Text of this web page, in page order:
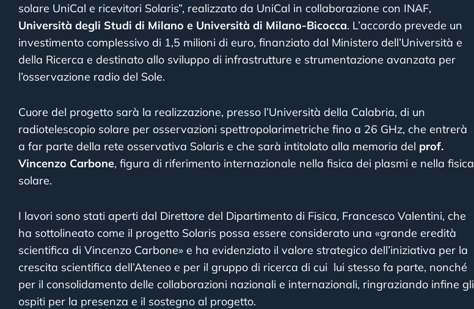
solare UniCal e ricevitori Solaris”, realizzato da UniCal in collaborazione con INAF,
Università degli Studi di Milano e Università di Milano-Bicocca. L’accordo prevede un
investimento complessivo di 1,5 milioni di euro, finanziato dal Ministero dell’Università e
della Ricerca e destinato allo sviluppo di infrastrutture e strumentazione avanzata per
l’osservazione radio del Sole.
Cuore del progetto sarà la realizzazione, presso l’Università della Calabria, di un
radiotelescopio solare per osservazioni spettropolarimetriche fino a 26 GHz, che entrerà
a far parte della rete osservativa Solaris e che sarà intitolato alla memoria del prof.
Vincenzo Carbone, figura di riferimento internazionale nella fisica dei plasmi e nella fisica
solare.
I lavori sono stati aperti dal Direttore del Dipartimento di Fisica, Francesco Valentini, che
ha sottolineato come il progetto Solaris possa essere considerato una «grande eredità
scientifica di Vincenzo Carbone» e ha evidenziato il valore strategico dell’iniziativa per la
crescita scientifica dell’Ateneo e per il gruppo di ricerca di cui lui stesso fa parte, nonché
per il consolidamento delle collaborazioni nazionali e internazionali, ringraziando infine gli
ospiti per la presenza e il sostegno al progetto.